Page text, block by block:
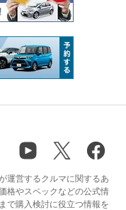
運営するクルマに関するあ
格やスペックなどの公式情
で購入検討に役立つ情報を